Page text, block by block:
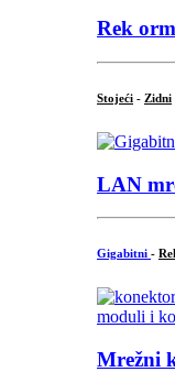
Rek
Stojeći - Zidni
LAN
Gigabitni -
Mrežni